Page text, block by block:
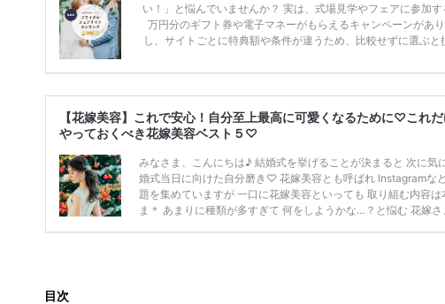
い！」と悩んでいませんか？ 実は、式場見学やフェアに参加
万円分のギフト券や電子マネーがもらえるキャンペーンがあ
し、サイトごとに特典額や条件が違うため、比較せずに選ぶと
ンペーン特典ランキングを公開！ 比較サイト：プラコレ、ゼ
補を絞れる「ウェディング診断」か、体験型 […]続き
【花嫁美容】これで安心！自分至上最高に可愛くなるために♡これ
やっておくべき花嫁美容ベスト５♡
みなさま、こんにちは♪ 結婚式を挙げることが決まると 次に気
婚式当日に向けた自分磨き♡ 花嫁美容とも呼ばれ Instagramな
題を集めていますが 一口に花嫁美容といっても 取り組む内容
ま＊ あまりに種類が多すぎて 何をしようかな…？と悩む 花嫁さ
目次